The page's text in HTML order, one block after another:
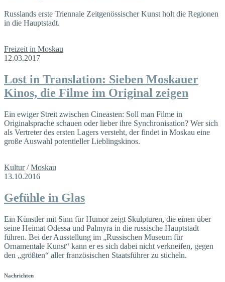
Russlands erste Triennale Zeitgenössischer Kunst holt die Regionen
in die Hauptstadt.
Freizeit in Moskau
12.03.2017
Lost in Translation: Sieben Moskauer
Kinos, die Filme im Original zeigen
Ein ewiger Streit zwischen Cineasten: Soll man Filme in
Originalsprache schauen oder lieber ihre Synchronisation? Wer sich
als Vertreter des ersten Lagers versteht, der findet in Moskau eine
große Auswahl potentieller Lieblingskinos.
Kultur/Moskau
13.10.2016
Gefühle in Glas
Ein Künstler mit Sinn für Humor zeigt Skulpturen, die einen über
seine Heimat Odessa und Palmyra in die russische Hauptstadt
führen. Bei der Ausstellung im „Russischen Museum für
Ornamentale Kunst“ kann er es sich dabei nicht verkneifen, gegen
den „größten“ aller französischen Staatsführer zu sticheln.
Nachrichten